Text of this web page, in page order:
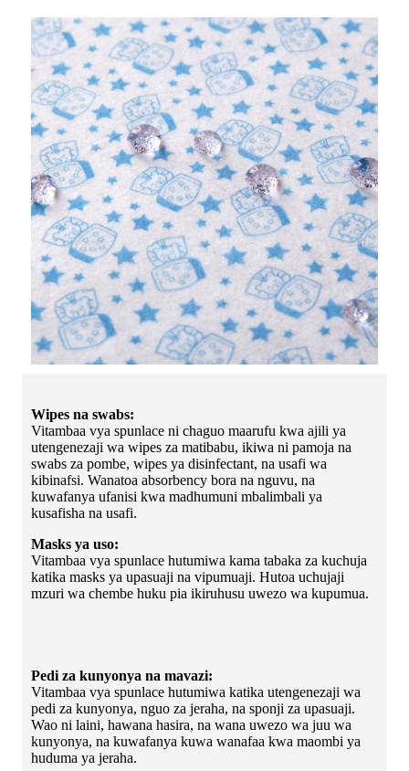
Wipes na swabs:
Vitambaa vya spunlace ni chaguo maarufu kwa ajili ya
utengenezaji wa wipes za matibabu, ikiwa ni pamoja na
swabs za pombe, wipes ya disinfectant, na usafi wa
kibinafsi. Wanatoa absorbency bora na nguvu, na
kuwafanya ufanisi kwa madhumuni mbalimbali ya
kusafisha na usafi.
Masks ya uso:
Vitambaa vya spunlace hutumiwa kama tabaka za kuchuja
katika masks ya upasuaji na vipumuaji. Hutoa uchujaji
mzuri wa chembe huku pia ikiruhusu uwezo wa kupumua.
Pedi za kunyonya na mavazi:
Vitambaa vya spunlace hutumiwa katika utengenezaji wa
pedi za kunyonya, nguo za jeraha, na sponji za upasuaji.
Wao ni laini, hawana hasira, na wana uwezo wa juu wa
kunyonya, na kuwafanya kuwa wanafaa kwa maombi ya
huduma ya jeraha.